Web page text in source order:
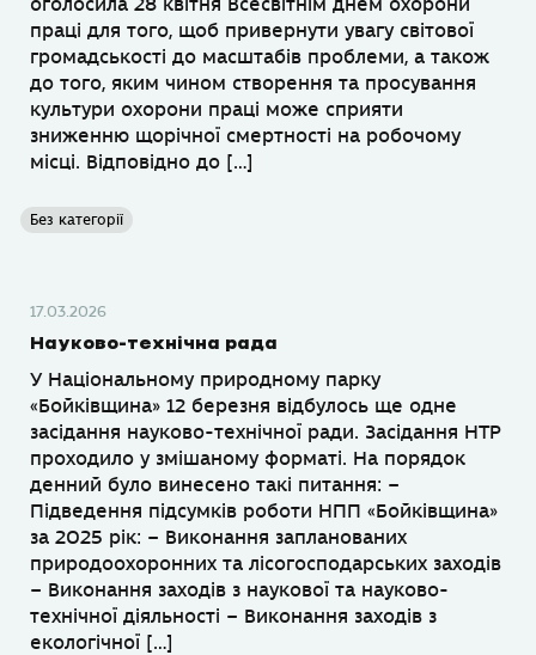
оголосила 28 квітня Всесвітнім днем охорони
праці для того, щоб привернути увагу світової
громадськості до масштабів проблеми, а також
до того, яким чином створення та просування
культури охорони праці може сприяти
зниженню щорічної смертності на робочому
місці. Відповідно до […]
Без категорії
17.03.2026
Науково-технічна рада
У Національному природному парку
«Бойківщина» 12 березня відбулось ще одне
засідання науково-технічної ради. Засідання НТР
проходило у змішаному форматі. На порядок
денний було винесено такі питання: –
Підведення підсумків роботи НПП «Бойківщина»
за 2025 рік: – Виконання запланованих
природоохоронних та лісогосподарських заходів
– Виконання заходів з наукової та науково-
технічної діяльності – Виконання заходів з
екологічної […]